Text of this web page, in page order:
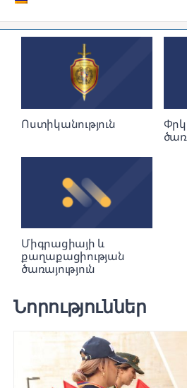
Ոստիկանություն
Միգրացիայի և
քաղաքացիության
ծառայություն
Նորություններ